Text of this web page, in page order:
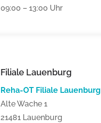
09:00 – 13:00 Uhr
Filiale Lauenburg
Reha-OT Filiale Lauenburg
Alte Wache 1
21481 Lauenburg